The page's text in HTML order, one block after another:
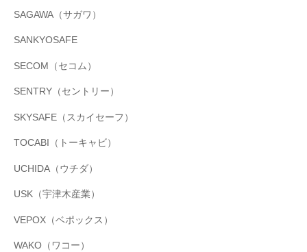
SAGAWA（サガワ）
SANKYOSAFE
SECOM（セコム）
SENTRY（セントリー）
SKYSAFE（スカイセーフ）
TOCABI（トーキャビ）
UCHIDA（ウチダ）
USK（宇津木産業）
VEPOX（ベポックス）
WAKO（ワコー）